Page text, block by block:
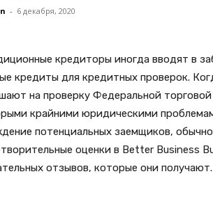
- 6 декабря, 2020
кредиторы иногда вводят в
кредиты для кредитных проверок.
на проверку Федеральной
крайними юридическими
потенциальных заемщиков,
оценки в Better Business
отзывов, которые они получают.